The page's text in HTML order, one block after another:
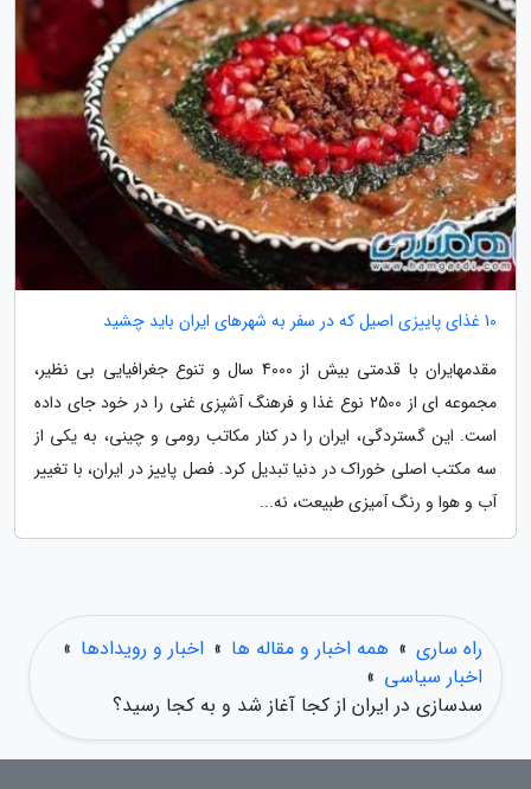
10 غذای پاییزی اصیل که در سفر به شهرهای ایران باید چشید
مقدمهایران با قدمتی بیش از 4000 سال و تنوع جغرافیایی بی نظیر،
مجموعه ای از 2500 نوع غذا و فرهنگ آشپزی غنی را در خود جای داده
است. این گستردگی، ایران را در کنار مکاتب رومی و چینی، به یکی از
سه مکتب اصلی خوراک در دنیا تبدیل کرد. فصل پاییز در ایران، با تغییر
آب و هوا و رنگ آمیزی طبیعت، نه...
راه ساری » همه اخبار و مقاله ها » اخبار و رویدادها »
اخبار سیاسی »
سدسازی در ایران از کجا آغاز شد و به کجا رسید؟